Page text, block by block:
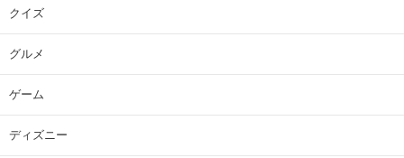
クイズ
グルメ
ゲーム
ディズニー